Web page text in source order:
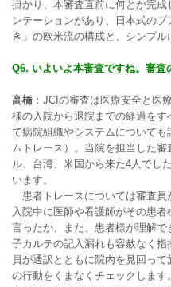
掛かり、本審査直前に何とか完
ンテーションがあり、日本式の
き」の欧米流の構成と、シンプル
Q6. いよいよ本審査ですね。審査
高橋 ：JCIの審査は医療安全と
様の入院から退院までの経過を
て病院組織やシステムについて
ムトレース）。当院を担当した
ル、台湾、米国から来た4人でし
います。
患者トレースについては審査員
入院中に医師や看護師がその患
言ったか、また、患者様が理解
子カルテの記入漏れも容赦なく
員が通訳とともに院内を見回っ
の行動をくまなくチェックしま